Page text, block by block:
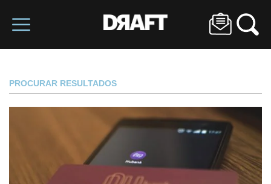
PROCURAR RESULTADOS